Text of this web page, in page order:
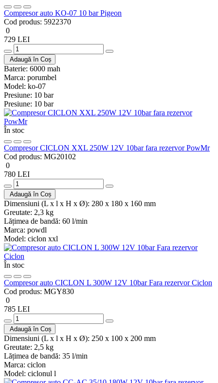
Compresor auto KO-07 10 bar Pigeon
Cod produs: 5922370
0
729 LEI
Adaugă în Coș
Baterie: 6000 mah
Marca: porumbel
Model: ko-07
Presiune: 10 bar
Presiune: 10 bar
În stoc
Compresor CICLON XXL 250W 12V 10bar fara rezervor PowMr
Cod produs: MG20102
0
780 LEI
Adaugă în Coș
Dimensiuni (L x l x H x Ø): 280 x 180 x 160 mm
Greutate: 2,3 kg
Lățimea de bandă: 60 l/min
Marca: powdl
Model: ciclon xxl
În stoc
Compresor auto CICLON L 300W 12V 10bar Fara rezervor Ciclon
Cod produs: MGY830
0
785 LEI
Adaugă în Coș
Dimensiuni (L x l x H x Ø): 250 x 100 x 200 mm
Greutate: 2,5 kg
Lățimea de bandă: 35 l/min
Marca: ciclon
Model: ciclonul l